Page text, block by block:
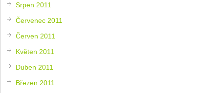
Srpen 2011
Červenec 2011
Červen 2011
Květen 2011
Duben 2011
Březen 2011